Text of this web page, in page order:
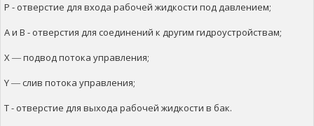
P - отверстие для входа рабочей жидкости под давлением;
А и В - отверстия для соединений к другим гидроустройствам;
X ― подвод потока управления;
Y ― слив потока управления;
Т - отверстие для выхода рабочей жидкости в бак.